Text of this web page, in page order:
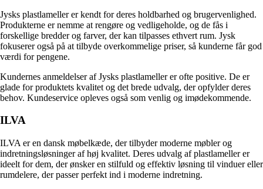
Jysks plastlameller er kendt for deres holdbarhed og brugervenlighed.
Produkterne er nemme at rengøre og vedligeholde, og de fås i
forskellige bredder og farver, der kan tilpasses ethvert rum. Jysk
fokuserer også på at tilbyde overkommelige priser, så kunderne får god
værdi for pengene.
Kundernes anmeldelser af Jysks plastlameller er ofte positive. De er
glade for produktets kvalitet og det brede udvalg, der opfylder deres
behov. Kundeservice opleves også som venlig og imødekommende.
ILVA
ILVA er en dansk møbelkæde, der tilbyder moderne møbler og
indretningsløsninger af høj kvalitet. Deres udvalg af plastlameller er
ideelt for dem, der ønsker en stilfuld og effektiv løsning til vinduer eller
rumdelere, der passer perfekt ind i moderne indretning.